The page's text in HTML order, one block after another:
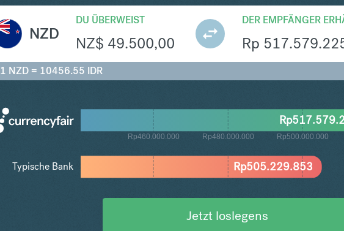
NZD
DU ÜBERWEIST
NZ$ 49.500,00
DER EMPFÄNGER
Rp
1 NZD = 10456.55 IDR
Rp460.000.000 Rp480.000.000 Rp500.000.000
Rp505.229.853
Rp
Typische Bank
Jetzt loslegens